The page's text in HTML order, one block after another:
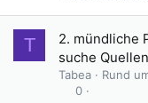
T
2. mündliche
suche
Tabea
Rund
0